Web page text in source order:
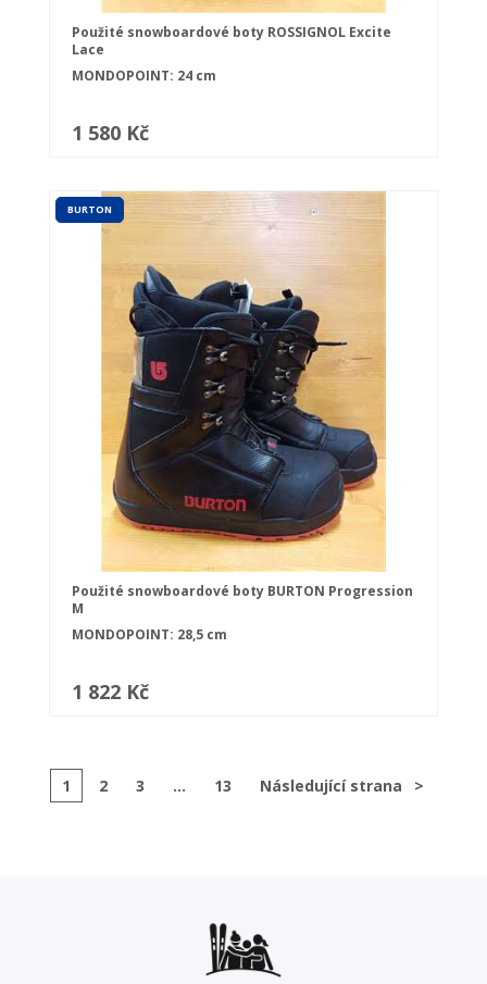
Použité snowboardové boty ROSSIGNOL Excite
Lace
MONDOPOINT: 24 cm
1 580 Kč
BURTON
Použité snowboardové boty BURTON Progression
M
MONDOPOINT: 28,5 cm
1 822 Kč
1 2 3 ... 13 Následující strana >